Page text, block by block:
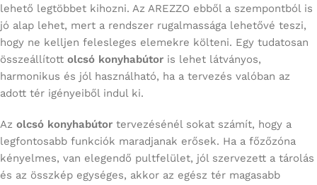
lehető legtöbbet kihozni. Az AREZZO ebből a szempontból is
jó alap lehet, mert a rendszer rugalmassága lehetővé teszi,
hogy ne kelljen felesleges elemekre költeni. Egy tudatosan
összeállított olcsó konyhabútor is lehet látványos,
harmonikus és jól használható, ha a tervezés valóban az
adott tér igényeiből indul ki.
Az olcsó konyhabútor tervezésénél sokat számít, hogy a
legfontosabb funkciók maradjanak erősek. Ha a főzőzóna
kényelmes, van elegendő pultfelület, jól szervezett a tárolás
és az összkép egységes, akkor az egész tér magasabb